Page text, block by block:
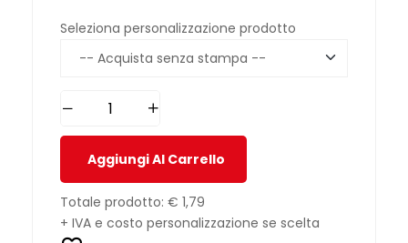
Seleziona personalizzazione prodotto
Aggiungi Al Carrello
Totale prodotto: € 1,79
+ IVA e costo personalizzazione se scelta